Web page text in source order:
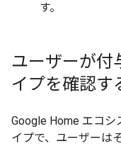
す。
ユーザーが付
イプを確認す
Google Home エコ
イプで、ユーザーは